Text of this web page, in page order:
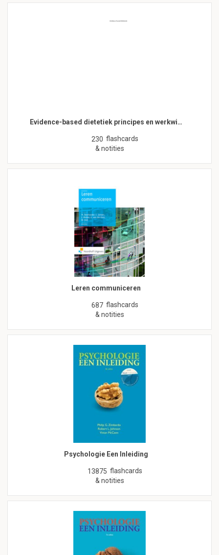
Evidence-based dietetiek principes en werkwi…
230 flashcards
& notities
Leren communiceren
687 flashcards
& notities
Psychologie Een Inleiding
13875 flashcards
& notities